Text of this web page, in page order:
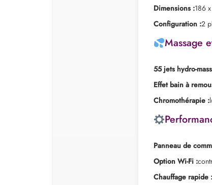
Dimensions :186
Configuration :2
Massage
55 jets hydro-
Effet bain à
Chromothérapie :
Panneau de
Option Wi-Fi :
Chauffage rapide :